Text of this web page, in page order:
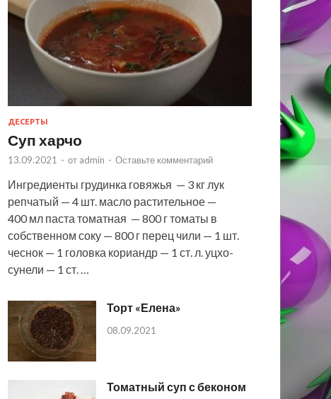
ДЕСЕРТЫ
Суп харчо
13.09.2021 - от admin - Оставьте комментарий
Ингредиенты грудинка говяжья — 3 кг лук
репчатый — 4 шт. масло растительное —
400 мл паста томатная — 800 г томаты в
собственном соку — 800 г перец чили — 1 шт.
чеснок — 1 головка кориандр — 1 ст. л. уцхо-
сунели — 1 ст. …
Торт «Елена»
08.09.2021
Томатный суп с беконом